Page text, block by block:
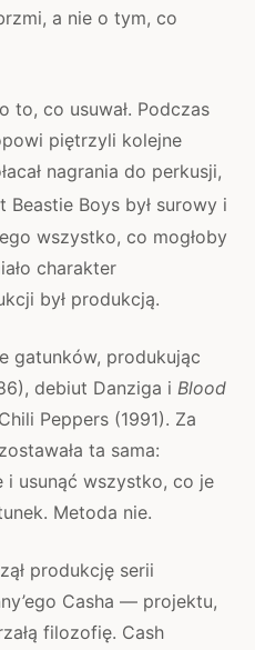
a nie o tym, co
to, co usuwał. Podczas
piętrzyli kolejne
nagrania do perkusji,
Beastie Boys był surowy i
wszystko, co mogłoby
charakter
był produkcją.
gatunków, produkując
debiut Danziga i Blood
Peppers (1991). Za
ta sama:
i usunąć wszystko, co je
Metoda nie.
produkcję serii
Casha — projektu,
filozofię. Cash